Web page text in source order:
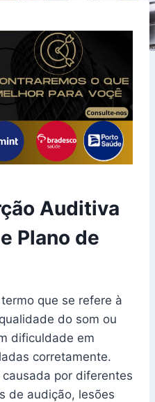
Auditiva
Plano de
que se refere à
do som ou
dificuldade em
corretamente.
por diferentes
de audição, lesões